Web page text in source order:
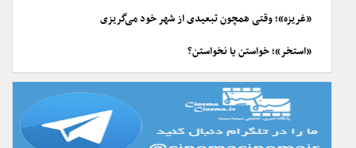
«غریزه»؛ وقتی همچون تبعیدی از شهر خود می‌گریزی
«استخر»؛ خواستن یا نخواستن؟